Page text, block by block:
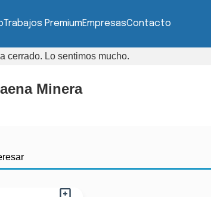
Trabajos PremiumEmpresasContacto
cerrado. Lo sentimos mucho.
Minera